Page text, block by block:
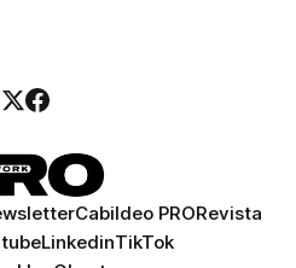
Cabildeo PRORevista
LinkedinTikTok